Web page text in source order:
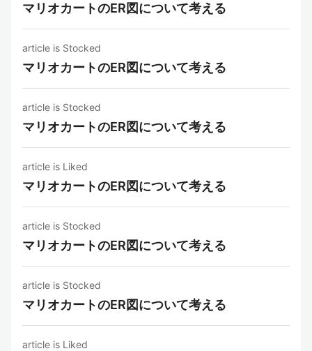
マリオカートのER図について考える
article is Stocked
マリオカートのER図について考える
article is Stocked
マリオカートのER図について考える
article is Liked
マリオカートのER図について考える
article is Stocked
マリオカートのER図について考える
article is Stocked
マリオカートのER図について考える
article is Liked